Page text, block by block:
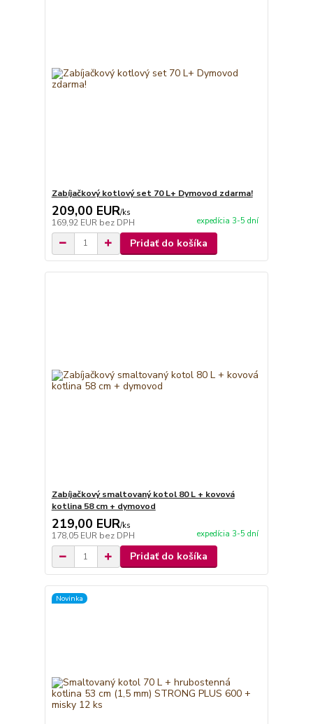
Zabíjačkový kotlový set 70 L+ Dymovod zdarma!
209,00 EUR/ks
169,92 EUR bez DPH expedícia 3-5 dní
Pridať do košíka
Zabíjačkový smaltovaný kotol 80 L + kovová
kotlina 58 cm + dymovod
219,00 EUR/ks
178,05 EUR bez DPH expedícia 3-5 dní
Pridať do košíka
Novinka